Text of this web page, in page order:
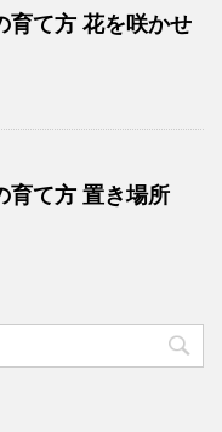
育て方 花を咲かせ
育て方 置き場所